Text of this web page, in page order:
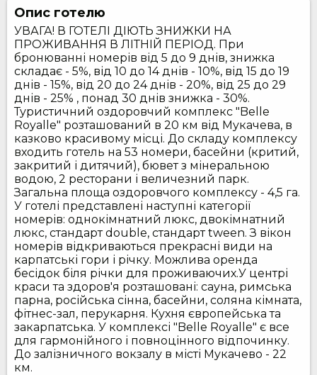
Опис готелю
УВАГА! В ГОТЕЛІ ДІЮТЬ ЗНИЖКИ НА
ПРОЖИВАННЯ В ЛІТНІЙ ПЕРІОД. При
бронюванні номерів від 5 до 9 днів, знижка
складає - 5%, від 10 до 14 днів - 10%, від 15 до 19
днів - 15%, від 20 до 24 днів - 20%, від 25 до 29
днів - 25% , понад 30 днів знижка - 30%.
Туристичний оздоровчий комплекс "Belle
Royalle" розташований в 20 км від Мукачева, в
казково красивому місці. До складу комплексу
входить готель на 53 номери, басейни (критий,
закритий і дитячий), бювет з мінеральною
водою, 2 ресторани і величезний парк.
Загальна площа оздоровчого комплексу - 4,5 га.
У готелі представлені наступні категорії
номерів: однокімнатний люкс, двокімнатний
люкс, стандарт double, стандарт tween. З вікон
номерів відкриваються прекрасні види на
карпатські гори і річку. Можлива оренда
бесідок біля річки для проживаючих.У центрі
краси та здоров'я розташовані: сауна, римська
парна, російська сінна, басейни, соляна кімната,
фітнес-зал, перукарня. Кухня європейська та
закарпатська. У комплексі "Belle Royalle" є все
для гармонійного і повноцінного відпочинку.
До залізничного вокзалу в місті Мукачево - 22
км.